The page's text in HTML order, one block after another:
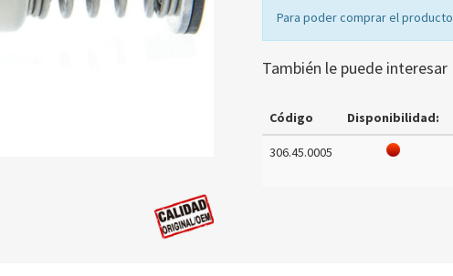
Para poder comprar el producto
También le puede interesar
Código Disponibilidad:
306.45.0005